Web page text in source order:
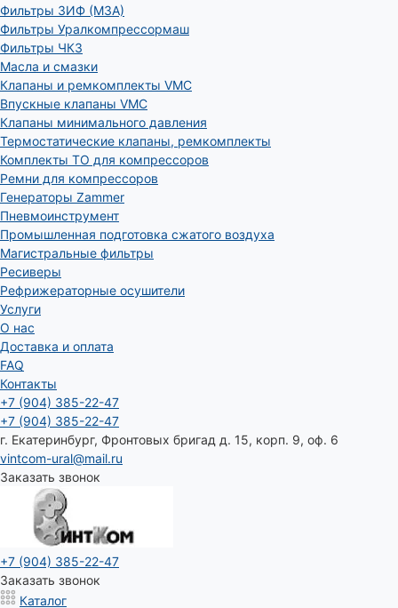
Фильтры ЗИФ (МЗА)
Фильтры Уралкомпрессормаш
Фильтры ЧКЗ
Масла и смазки
Клапаны и ремкомплекты VMC
Впускные клапаны VMC
Клапаны минимального давления
Термостатические клапаны, ремкомплекты
Комплекты ТО для компрессоров
Ремни для компрессоров
Генераторы Zammer
Пневмоинструмент
Промышленная подготовка сжатого воздуха
Магистральные фильтры
Ресиверы
Рефрижераторные осушители
Услуги
О нас
Доставка и оплата
FAQ
Контакты
+7 (904) 385-22-47
+7 (904) 385-22-47
г. Екатеринбург, Фронтовых бригад д. 15, корп. 9, оф. 6
vintcom-ural@mail.ru
Заказать звонок
+7 (904) 385-22-47
Заказать звонок
Каталог